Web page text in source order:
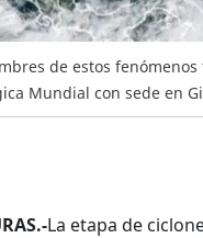
de estos
Mundial con sede en
La etapa de